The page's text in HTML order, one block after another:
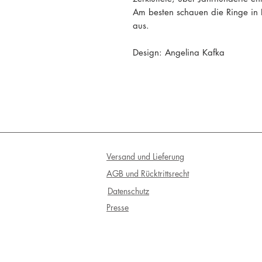
Am besten schauen die Ringe
aus.
Design: Angelina Kafka
Versand und Lieferung
AGB und Rücktrittsrecht
Datenschutz
Presse